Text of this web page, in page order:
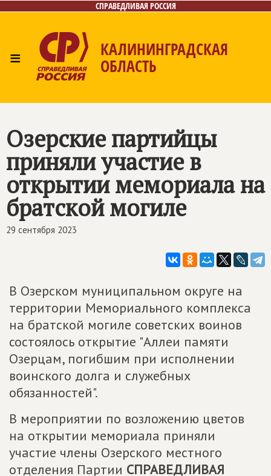
СПРАВЕДЛИВАЯ РОССИЯ
≡ КАЛИНИНГРАДСКАЯ
ОБЛАСТЬ
Озерские партийцы
приняли участие в
открытии мемориала на
братской могиле
29 сентября 2023
В Озерском муниципальном округе на
территории Мемориального комплекса
на братской могиле советских воинов
состоялось открытие "Аллеи памяти
Озерцам, погибшим при исполнении
воинского долга и служебных
обязанностей".
В мероприятии по возложению цветов
на открытии мемориала приняли
участие члены Озерского местного
отделения Партии СПРАВЕДЛИВАЯ